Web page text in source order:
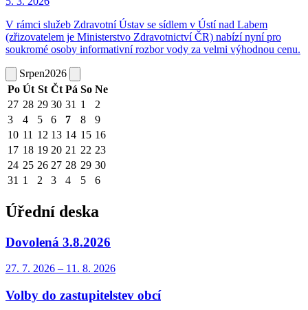
V rámci služeb Zdravotní Ústav se sídlem v Ústí nad Labem
(zřizovatelem je Ministerstvo Zdravotnictví ČR) nabízí nyní pro
soukromé osoby informativní rozbor vody za velmi výhodnou cenu.
Srpen2026
Po Út St Čt Pá So Ne
27 28 29 30 31 1
2
3
4 5 6 7 8
9
10 11 12 13 14 15 16
17 18 19 20 21 22 23
24 25 26 27 28 29 30
31 1 2 3 4 5 6
Úřední deska
Dovolená 3.8.2026
27. 7. 2026 – 11. 8. 2026
Volby do zastupitelstev obcí